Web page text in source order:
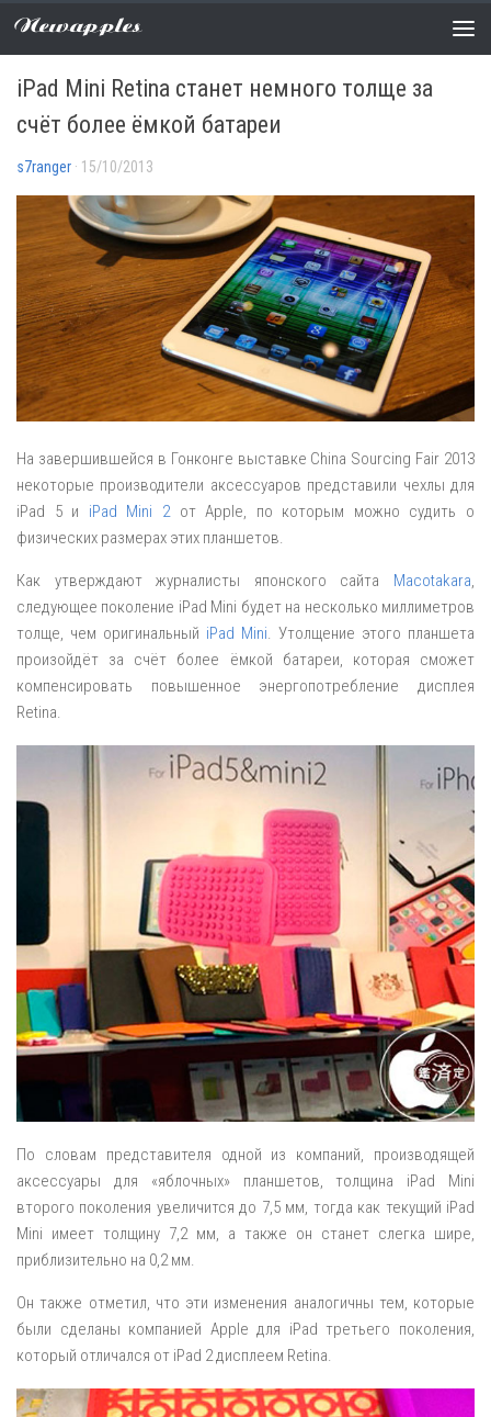
Newapples
НОВОСТИ 0 COMMENTS
iPad Mini Retina станет немного толще за
счёт более ёмкой батареи
s7ranger · 15/10/2013
На завершившейся в Гонконге выставке China Sourcing Fair 2013
некоторые производители аксессуаров представили чехлы для
iPad 5 и iPad Mini 2от Apple, по которым можно судить о
физических размерах этих планшетов.
Как утверждают журналисты японского сайта Macotakara
следующее поколение iPad Mini будет на несколько миллиметров
толще, чем оригинальный iPad Mini . Утолщение этого планшета
произойдёт за счёт более ёмкой батареи, которая сможет
компенсировать повышенное энергопотребление дисплея
Retina.
По словам представителя одной из компаний, производящей
аксессуары для «яблочных» планшетов, толщина iPad Mini
второго поколения увеличится до 7,5 мм, тогда как текущий iPad
Mini имеет толщину 7,2 мм, а также он станет слегка шире,
приблизительно на 0,2 мм.
Он также отметил, что эти изменения аналогичны тем, которые
были сделаны компанией Apple для iPad третьего поколения,
который отличался от iPad 2 дисплеем Retina.